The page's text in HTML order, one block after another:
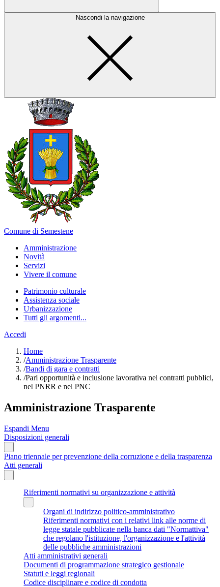
Nascondi la navigazione
Comune di Semestene
Amministrazione
Novità
Servizi
Vivere il comune
Patrimonio culturale
Assistenza sociale
Urbanizzazione
Tutti gli argomenti...
Accedi
Home
/Amministrazione Trasparente
/Bandi di gara e contratti
/Pari opportunità e inclusione lavorativa nei contratti pubblici,
nel PNRR e nel PNC
Amministrazione Trasparente
Espandi Menu
Disposizioni generali
Piano triennale per prevenzione della corruzione e della trasparenza
Atti generali
Riferimenti normativi su organizzazione e attività
Organi di indirizzo politico-amministrativo
Riferimenti normativi con i relativi link alle norme di
legge statale pubblicate nella banca dati "Normattiva"
che regolano l'istituzione, l'organizzazione e l'attività
delle pubbliche amministrazioni
Atti amministrativi generali
Documenti di programmazione strategico gestionale
Statuti e leggi regionali
Codice disciplinare e codice di condotta